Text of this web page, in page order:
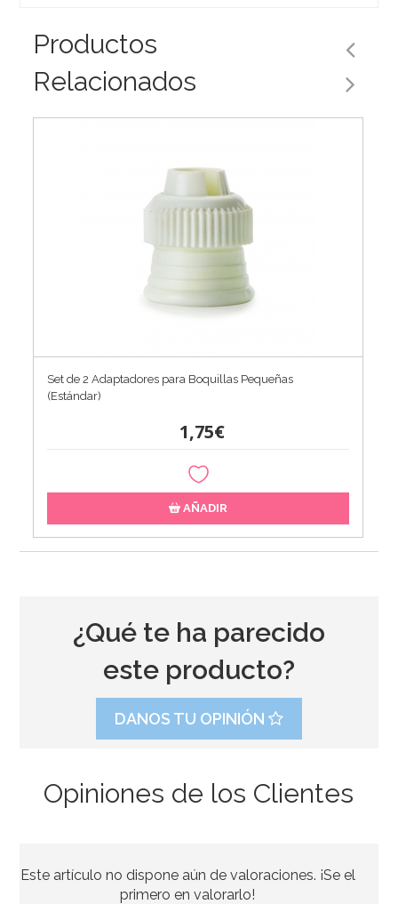
Productos
Relacionados
Set de 2 Adaptadores para Boquillas Pequeñas
(Estándar)
1,75€
AÑADIR
4,20€
¿Qué te ha parecido
este producto?
DANOS TU OPINIÓN
Opiniones de los Clientes
Este artículo no dispone aún de valoraciones. ¡Se el
primero en valorarlo!